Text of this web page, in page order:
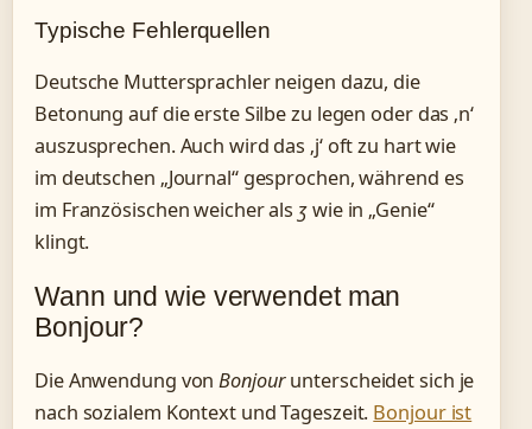
Typische Fehlerquellen
Deutsche Muttersprachler neigen dazu, die
Betonung auf die erste Silbe zu legen oder das ‚n‘
auszusprechen. Auch wird das ‚j‘ oft zu hart wie
im deutschen „Journal“ gesprochen, während es
im Französischen weicher als ʒwie in „Genie“
klingt.
Wann und wie verwendet man
Bonjour?
Die Anwendung vonBonjourunterscheidet sich je
nach sozialem Kontext und Tageszeit. Bonjour ist